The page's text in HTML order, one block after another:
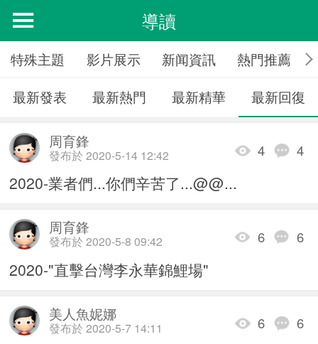
導讀
特殊主題 影片展示 新闻資訊 熱門推薦
最新發表 最新熱門 最新精華 最新回復
4 4
周育鋒
發布於 2020-5-14 12:42
2020-業者們...你們辛苦了...@@...
6 6
周育鋒
發布於 2020-5-8 09:42
2020-"直擊台灣李永華錦鯉場"
6 6
美人魚妮娜
發布於 2020-5-7 14:11